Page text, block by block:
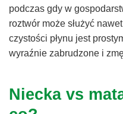
podczas gdy w
roztwór może służyć
czystości płynu jest
wyraźnie zabrudzone i
Niecka vs